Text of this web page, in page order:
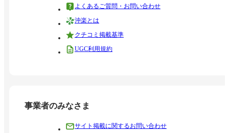
よくあるご質問・お問い合わせ
沖楽とは
クチコミ掲載基準
UGC利用規約
事業者のみなさま
サイト掲載に関するお問い合わせ